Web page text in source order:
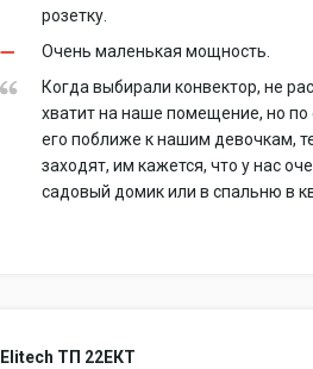
розетку.
Очень маленькая мощность.
Когда выбирали конвектор, не
хватит на наше помещение, но
его поближе к нашим девочкам,
заходят, им кажется, что у нас
садовый домик или в спальню в
Elitech ТП 22ЕКТ